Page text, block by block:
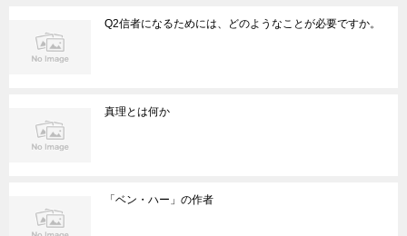
Q2信者になるためには、どのようなことが必要ですか。
真理とは何か
「ベン・ハー」の作者